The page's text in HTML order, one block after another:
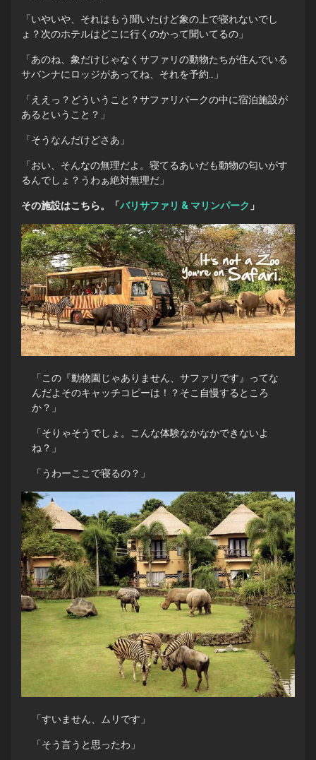
「いやいや、それはもう聞いたけど象の上で寝れないでし
ょ？次のホテルはどこに行くのかって聞いてるの」
「あのね、象だけじゃなくサファリの動物たちが住んでいる
サバンナにロッジがあってね、それを予約…」
「ええっ？どういうこと？サファリパークの中に宿泊施設が
あるということ？」
「そうなんだけどさあ」
「おい、そんなの無理だよ。寝てるあいだも動物の匂いがす
るんでしょ？うわぁ絶対無理だ」
その施設はこちら。「バリサファリ & マリンパーク 」
「この『動物園じゃありません、サファリです』ってな
んだよそのキャッチコピーは！？そこ自慢するところ
か？」
「そりゃそうでしょ。こんな体験なかなかできないよ
ね？」
「うわーここで寝るの？」
「すいません、ムリです」
「そう言うと思ったわ」